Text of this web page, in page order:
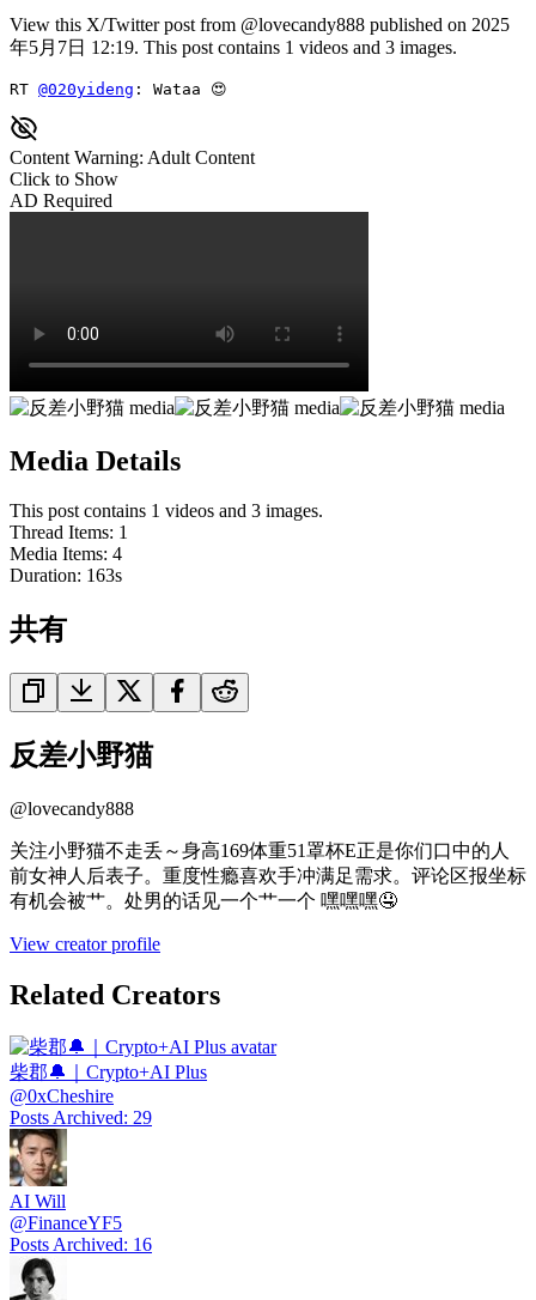
View this X/Twitter post from @lovecandy888 published on 2025
年5月7日 12:19. This post contains 1 videos and 3 images.
RT @020yideng : Wataa 😍
Content Warning: Adult Content
Click to Show
AD Required
Media Details
This post contains 1 videos and 3 images.
Thread Items: 1
Media Items: 4
Duration: 163s
共有
反差小野猫
@lovecandy888
关注小野猫不走丢～身高169体重51罩杯E正是你们口中的人
前女神人后表子。重度性瘾喜欢手冲满足需求。评论区报坐标
有机会被艹。处男的话见一个艹一个 嘿嘿嘿🤤
View creator profile
Related Creators
柴郡🔔｜Crypto+AI Plus
@0xCheshire
Posts Archived: 29
AI Will
@FinanceYF5
Posts Archived: 16